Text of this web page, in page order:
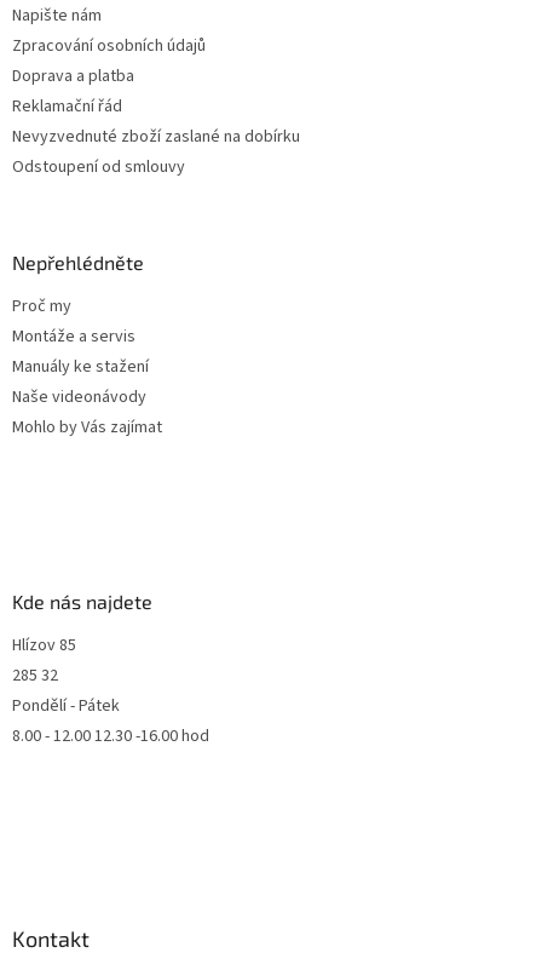
Napište nám
Zpracování osobních údajů
Doprava a platba
Reklamační řád
Nevyzvednuté zboží zaslané na dobírku
Odstoupení od smlouvy
Nepřehlédněte
Proč my
Montáže a servis
Manuály ke stažení
Naše videonávody
Mohlo by Vás zajímat
Kde nás najdete
Hlízov 85
285 32
Pondělí - Pátek
8.00 - 12.00 12.30 -16.00 hod
Kontakt